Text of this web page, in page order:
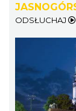
ODSŁUCHAJ